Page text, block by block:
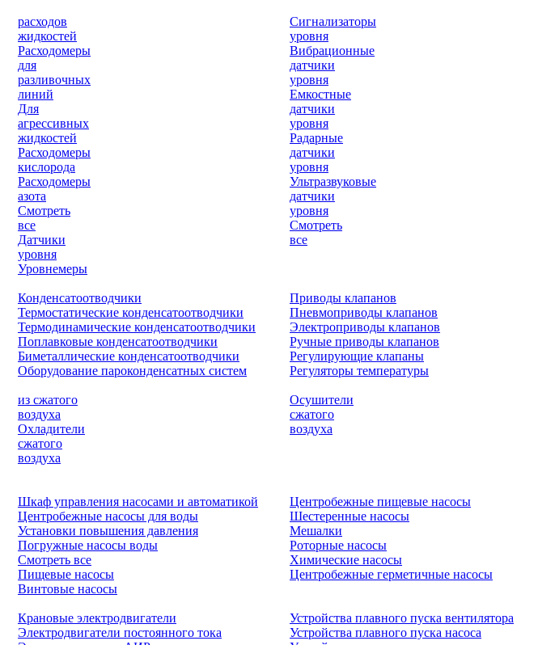
расходов
жидкостей
Расходомеры
для
разливочных
линий
Для
агрессивных
жидкостей
Расходомеры
кислорода
Расходомеры
азота
Смотреть
все
Датчики
уровня
Уровнемеры
Сигнализаторы
уровня
Вибрационные
датчики
уровня
Емкостные
датчики
уровня
Радарные
датчики
уровня
Ультразвуковые
датчики
уровня
Смотреть
все
Конденсатоотводчики
Термостатические конденсатоотводчики
Термодинамические конденсатоотводчики
Поплавковые конденсатоотводчики
Биметаллические конденсатоотводчики
Оборудование пароконденсатных систем
Приводы клапанов
Пневмоприводы клапанов
Электроприводы клапанов
Ручные приводы клапанов
Регулирующие клапаны
Регуляторы температуры
из сжатого
воздуха
Охладители
сжатого
воздуха
Осушители
сжатого
воздуха
Шкаф управления насосами и автоматикой
Центробежные насосы для воды
Установки повышения давления
Погружные насосы воды
Смотреть все
Пищевые насосы
Винтовые насосы
Центробежные пищевые насосы
Шестеренные насосы
Мешалки
Роторные насосы
Химические насосы
Центробежные герметичные насосы
Крановые электродвигатели
Электродвигатели постоянного тока
Устройства плавного пуска вентилятора
Устройства плавного пуска насоса